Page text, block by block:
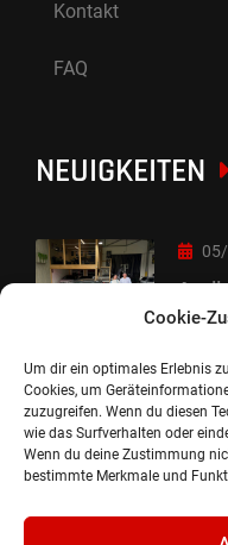
Cookie-
Um dir ein optimales Erlebnis
Cookies, um
zuzugreifen. Wenn du diesen
wie das Surfverhalten oder
Wenn du deine Zustimmung
bestimmte Merkmale und
Kontakt
FAQ
NEUIGKEITEN